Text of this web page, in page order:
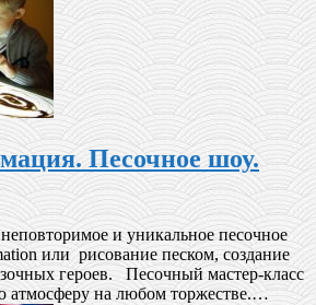
Песочное шоу.
и уникальное песочное
или рисование песком, создание
героев. Песочный мастер-класс
атмосферу на любом торжестве.…